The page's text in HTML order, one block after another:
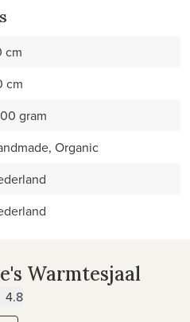
cm
cm
gram
Organic
Warmtesjaal
4.8